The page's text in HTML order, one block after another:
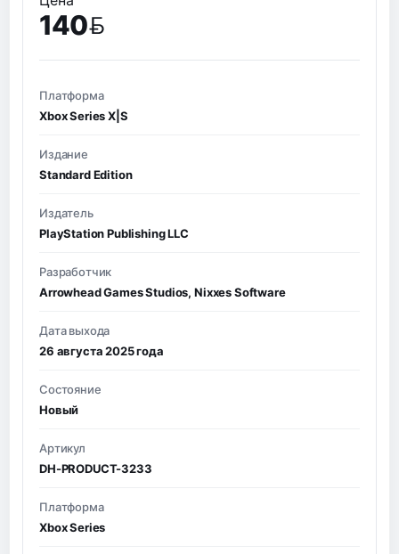
140
BYN
Платформа
Xbox Series X|S
Издание
Standard Edition
Издатель
PlayStation Publishing LLC
Разработчик
Arrowhead Games Studios, Nixxes Software
Дата выхода
26 августа 2025 года
Состояние
Новый
Артикул
DH-PRODUCT-3233
Платформа
Xbox Series